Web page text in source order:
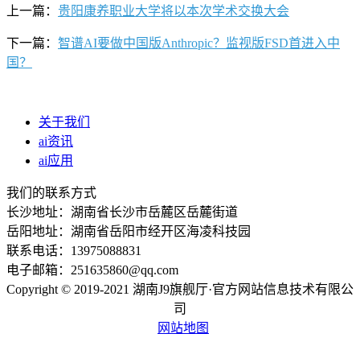
上一篇： 贵阳康养职业大学将以本次学术交换大会
下一篇： 智谱AI要做中国版Anthropic？监视版FSD首进入中
国？
关于我们
ai资讯
ai应用
我们的联系方式
长沙地址：湖南省长沙市岳麓区岳麓街道
岳阳地址：湖南省岳阳市经开区海凌科技园
联系电话：13975088831
电子邮箱：251635860@qq.com
Copyright © 2019-2021 湖南J9旗舰厅·官方网站信息技术有限公
司
网站地图